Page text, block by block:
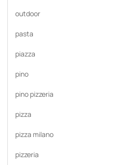
outdoor
pasta
piazza
pino
pino pizzeria
pizza
pizza milano
pizzeria